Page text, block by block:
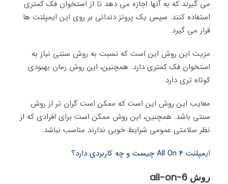
می گیرند که به آنها اجازه می دهد تا از استخوان فک کمتری
استفاده کنند. سپس یک پروتز دندانی بر روی این ایمپلنت ها
قرار می گیرد.
مزیت این روش این است که نسبت به روش سنتی نیاز به
استخوان فک کمتری دارد. همچنین، این روش زمان بهبودی
کوتاه تری دارد.
معایب این روش این است که ممکن است گران تر از روش
سنتی باشد. همچنین، این روش ممکن است برای افرادی که از
نظر سلامتی عمومی شرایط خوبی ندارند مناسب نباشد.
ایمپلنت All On 4 چیست و چه کاربردی دارد؟
روش all-on-6